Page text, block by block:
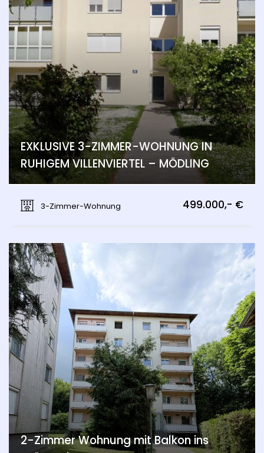
EXKLUSIVE 3-ZIMMER-WOHNUNG IN
RUHIGEM VILLENVIERTEL – MÖDLING
3-Zimmer-Wohnung
499.000,- €
2-Zimmer Wohnung mit Balkon ins